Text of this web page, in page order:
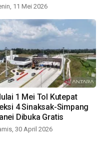
11 Mei 2026
1 Mei Tol Kutepat
4 Sinaksak-Simpang
Dibuka Gratis
30 April 2026